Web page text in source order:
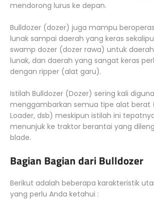
mendorong lurus ke depan.
Bulldozer (dozer) juga mampu
lunak sampai daerah yang keras
swamp dozer (dozer rawa) untuk
lunak, dan daerah yang sangat keras
dengan ripper (alat garu).
Istilah Bulldozer (Dozer) sering kali
menggambarkan semua tipe alat berat
Loader, dsb) meskipun istilah ini
menunjuk ke traktor berantai yang
blade.
Bagian Bagian dari Bulldozer
Berikut adalah beberapa karakteristik
yang perlu Anda ketahui :